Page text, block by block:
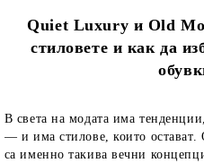
Quiet Luxury и Old
стиловете и как да
В света на модата има
— и има стилове, които
са именно такива вечни